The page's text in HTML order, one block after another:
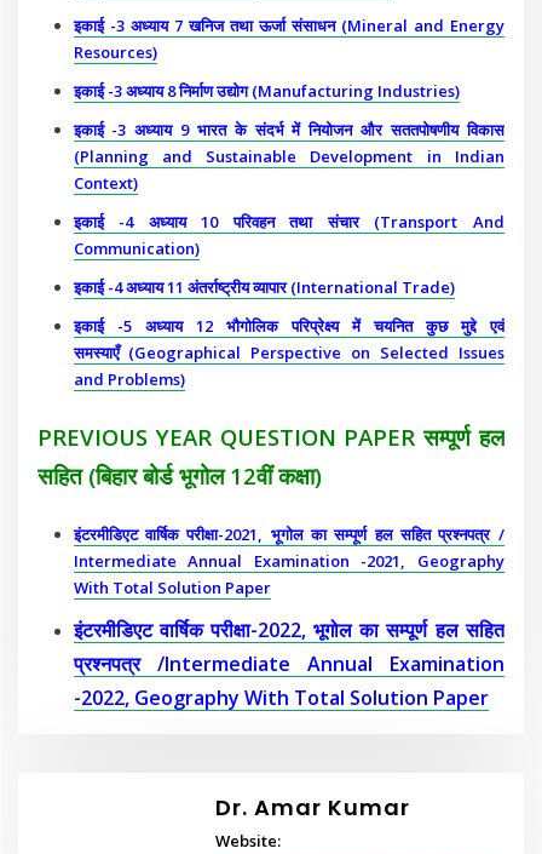
इकाई -3 अध्याय 7 खनिज तथा ऊर्जा संसाधन (Mineral and Energy
Resources)
इकाई -3 अध्याय 8 निर्माण उद्योग (Manufacturing Industries)
इकाई -3 अध्याय 9 भारत के संदर्भ में नियोजन और सततपोषणीय विकास
(Planning and Sustainable Development in Indian
Context)
इकाई -4 अध्याय 10 परिवहन तथा संचार (Transport And
Communication)
इकाई -4 अध्याय 11 अंतर्राष्ट्रीय व्यापार (International Trade)
इकाई -5 अध्याय 12 भौगोलिक परिप्रेक्ष्य में चयनित कुछ मुद्दे एवं
समस्याएँ (Geographical Perspective on Selected Issues
and Problems)
PREVIOUS YEAR QUESTION PAPER सम्पूर्ण हल
सहित (बिहार बोर्ड भूगोल 12वीं कक्षा)
इंटरमीडिएट वार्षिक परीक्षा-2021, भूगोल का सम्पूर्ण हल सहित प्रश्नपत्र /
Intermediate Annual Examination -2021, Geography
With Total Solution Paper
इंटरमीडिएट वार्षिक परीक्षा-2022, भूगोल का सम्पूर्ण हल सहित
प्रश्नपत्र /Intermediate Annual Examination
-2022, Geography With Total Solution Paper
Dr. Amar Kumar
Website: